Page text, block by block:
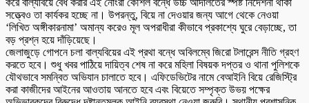
করে বাল্যবিয়ে বৈধ করার এই নোংরা কৌশল বন্ধে উচ্চ আদালতের স্পষ্ট নির্দেশনা থাকা
সত্ত্বেও তা কার্যকর হচ্ছে না। উপরন্তু, বিয়ে না দেওয়ার জন্য আগে থেকে নেওয়া
‘লিখিত অঙ্গীকারনামা’ অমান্য করেও মূল অপরাধীরা কীভাবে প্রকাশ্যে ঘুরে বেড়াচ্ছে, তা
বড় প্রশ্ন হয়ে দাঁড়িয়েছে।
জেলাজুড়ে গোপনে চলা বাল্যবিয়ের এই প্রথা বন্ধে অবিলম্বে জিরো টলারেন্স নীতি গ্রহণ
করতে হবে। শুধু খবর পাঠিয়ে দায়িত্ব শেষ না করে মহিলা বিষয়ক দপ্তর ও থানা পুলিশকে
যৌথভাবে সমন্বিত অভিযান চালাতে হবে। এফিডেভিটের নামে বেআইনি বিয়ে রেজিস্ট্রি
করা কাজীদের আইনের আওতায় আনতে হবে এবং বিয়েতে সম্পৃক্ত উভয় পক্ষের